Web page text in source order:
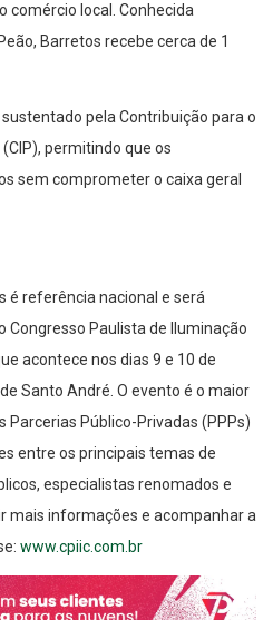
comércio local. Conhecida
Barretos recebe cerca de 1
pela Contribuição para o
permitindo que os
sem comprometer o caixa geral
é referência nacional e será
Paulista de Iluminação
acontece nos dias 9 e 10 de
Santo André. O evento é o maior
Parcerias Público-Privadas (PPPs)
entre os principais temas de
especialistas renomados e
mais informações e acompanhar a
www.cpiic.com.br